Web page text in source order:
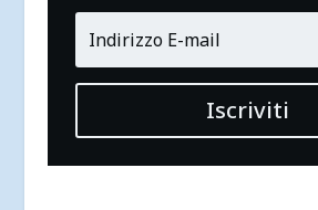
Iscriviti